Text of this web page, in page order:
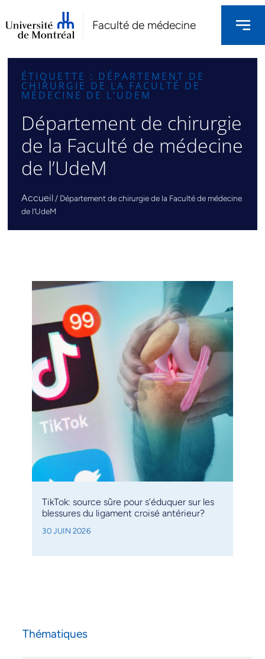
Faculté de médecine
ÉTIQUETTE : DÉPARTEMENT DE
CHIRURGIE DE LA FACULTÉ DE
MÉDECINE DE L’UDEM
Département de chirurgie
de la Faculté de médecine
de l’UdeM
Accueil / Département de chirurgie de la Faculté de médecine
de l’UdeM
TikTok: source sûre pour s’éduquer sur les
blessures du ligament croisé antérieur?
30 JUIN 2026
Thématiques